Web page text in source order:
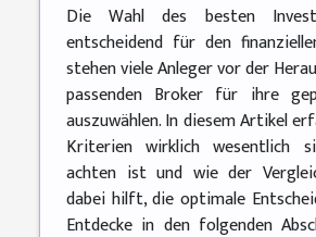
Die Wahl des besten
entscheidend für den
stehen viele Anleger vor der
passenden Broker für ihre
auszuwählen. In diesem Artikel
Kriterien wirklich wesentlich
achten ist und wie der
dabei hilft, die optimale
Entdecke in den folgenden